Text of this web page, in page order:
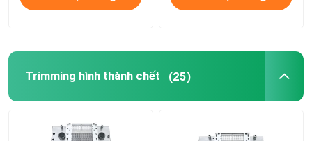
Trimming hình thành chết (25)